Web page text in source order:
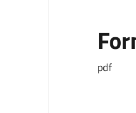
pdf